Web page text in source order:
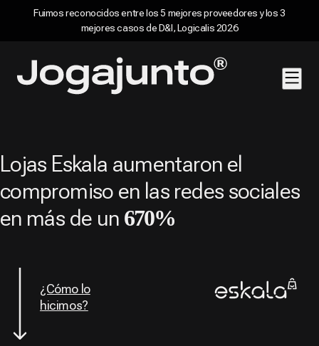
Saltar al contenido
Fuimos reconocidos entre los 5 mejores proveedores y los 3
mejores casos de D&I, Logicalis 2026
Lojas Eskala aumentaron el
compromiso en las redes sociales
en más de un 670%
¿Cómo lo
hicimos?